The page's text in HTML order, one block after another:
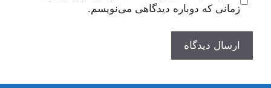
زمانی که دوباره دیدگاهی می‌نویسم.